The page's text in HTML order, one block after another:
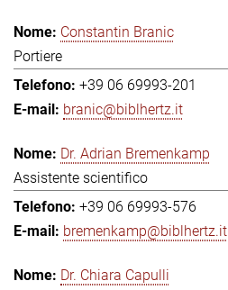
Constantin Branic
Portiere
+39 06 69993-201
branic@biblhertz.it
Dr. Adrian Bremenkamp
Assistente scientifico
+39 06 69993-576
bremenkamp@biblhertz.it
Dr. Chiara Capulli